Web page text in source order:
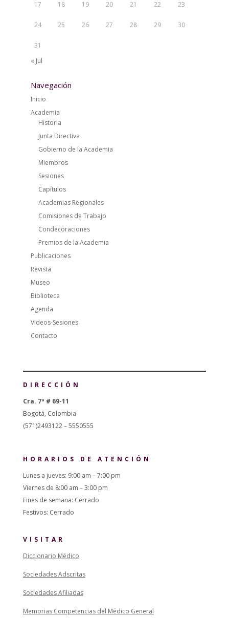
17 18 19 20 21 22 23
24 25 26 27 28 29 30
31
« Jul
Navegación
Inicio
Academia
Historia
Junta Directiva
Gobierno de la Academia
Miembros
Sesiones
Capítulos
Academias Regionales
Comisiones de Trabajo
Condecoraciones
Premios de la Academia
Publicaciones
Revista
Museo
Biblioteca
Agenda
Videos-Sesiones
Contacto
DIRECCIÓN
Cra. 7ª # 69-11
Bogotá, Colombia
(571)2493122 – 5550555
HORARIOS DE ATENCIÓN
Lunes a jueves: 9:00 am – 7:00 pm
Viernes de 8:00 am – 3:00 pm
Fines de semana: Cerrado
Festivos: Cerrado
VISITAR
Diccionario Médico
Sociedades Adscritas
Sociedades Afiliadas
Memorias Competencias del Médico General